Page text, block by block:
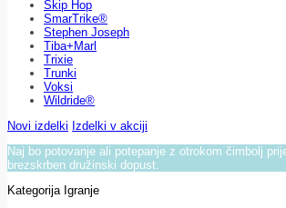
Skip Hop
SmarTrike®
Stephen Joseph
Tiba+Marl
Trixie
Trunki
Voksi
Wildride®
Novi izdelki Izdelki v akciji
Naj bo potovanje ali potepanje z otrokom čimbolj
brezskrben družinski dopust.
Kategorija Igranje